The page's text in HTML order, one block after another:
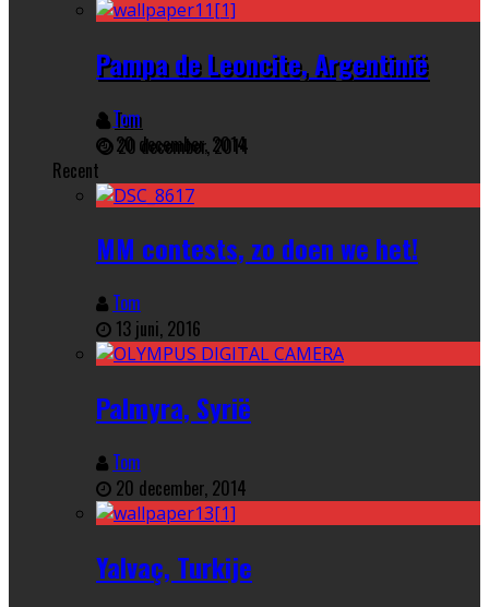
Pampa de Leoncite, Argentinië
Tom
20 december, 2014
Recent
MM contests, zo doen we het!
Tom
13 juni, 2016
Palmyra, Syrië
Tom
20 december, 2014
Yalvaç, Turkije